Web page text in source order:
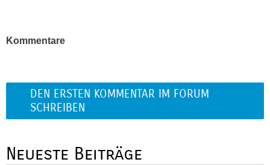
Kommentare
DEN ERSTEN KOMMENTAR IM FORUM
SCHREIBEN
Neueste Beiträge